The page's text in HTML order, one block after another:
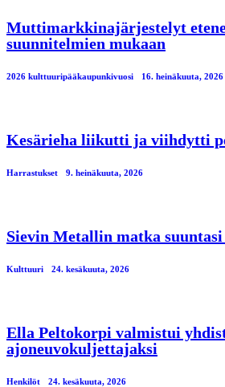
Muttimarkkinajärjestelyt
suunnitelmien mukaan
2026 kulttuuripääkaupunkivuosi 16. heinäkuuta, 2026
Kesärieha liikutti ja viihdytti
Harrastukset 9. heinäkuuta, 2026
Sievin Metallin matka
Kulttuuri 24. kesäkuuta, 2026
Ella Peltokorpi valmistui
ajoneuvokuljettajaksi
Henkilöt 24. kesäkuuta, 2026